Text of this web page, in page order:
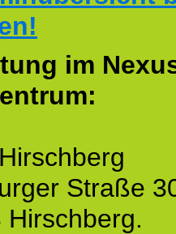
im
Straße
Hirschberg.